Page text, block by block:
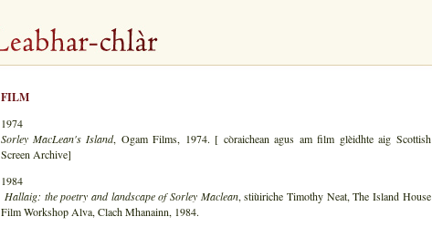
FILM
1974
Sorley MacLean's Island, Ogam Films, 1974. [ còraichean agus am film glèidhte aig Scottish
Screen Archive]
1984
Hallaig: the poetry and landscape of Sorley Maclean, stiùiriche Timothy Neat, The Island House
Film Workshop Alva, Clach Mhanainn, 1984.